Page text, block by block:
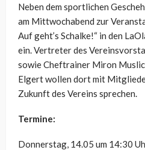
Neben dem sportlichen
am Mittwochabend zur
Auf geht’s Schalke!“ in den
ein. Vertreter des
sowie Cheftrainer Miron
Elgert wollen dort mit
Zukunft des Vereins sprechen.
Termine:
Donnerstag, 14.05 um 14:30